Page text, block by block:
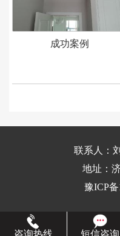
成功案例
联系人：
地址：
豫ICP备
咨询热线 短信咨询